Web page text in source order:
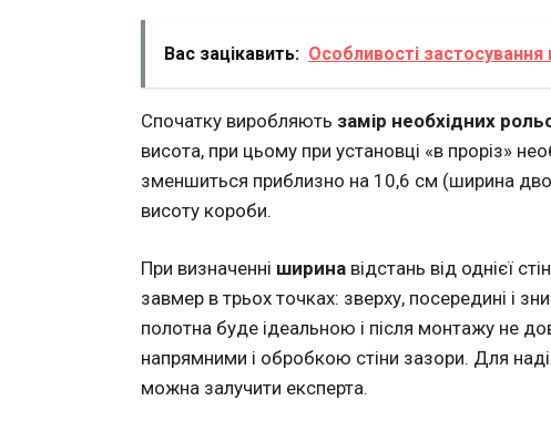
Вас зацікавить: Особливості застосування
Спочатку виробляють замір необхідних
висота, при цьому при установці «в проріз»
зменшиться приблизно на 10,6 см (ширина
висоту короби.
При визначенні ширина відстань від однієї
завмер в трьох точках: зверху, посередині і
полотна буде ідеальною і після монтажу не
напрямними і обробкою стіни зазори. Для
можна залучити експерта.